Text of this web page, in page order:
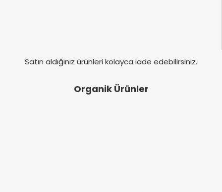
Satın aldığınız ürünleri kolayca iade edebilirsiniz.
Organik Ürünler